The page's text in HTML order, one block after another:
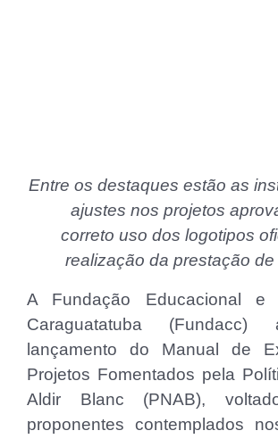
Entre os destaques estão as
ajustes nos projetos
correto uso dos logotipos
realização da prestação
A Fundação Educacional e
Caraguatatuba
lançamento do Manual de
Projetos Fomentados pela
Aldir Blanc (PNAB),
proponentes contemplados